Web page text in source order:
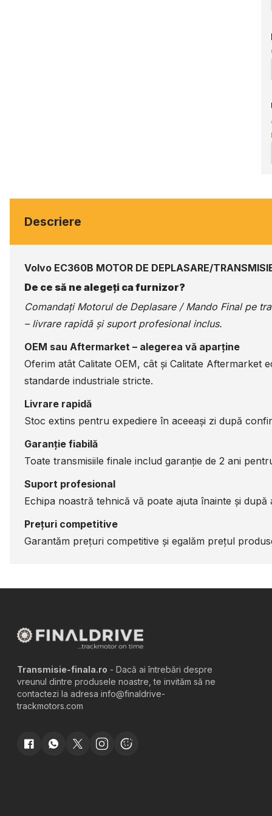
Descriere
Volvo EC360B MOTOR DE DEPLASARE/
De ce să ne alegeți ca furnizor?
Comandați Motorul de Deplasare / Mando Final pe
– livrare rapidă și suport profesional inclus.
OEM sau Aftermarket – alegerea vă aparține
Oferim atât Calitate OEM, cât și Calitate
standarde industriale stricte.
Livrare rapidă
Stoc extins pentru expediere în aceeași zi după
Garanție fiabilă
Toate transmisiile finale includ garanție de 2 ani
Suport profesional
Echipa noastră tehnică vă poate ajuta înainte și după
Prețuri competitive
Garantăm prețuri competitive și egalăm prețul
Transmisie-finala.ro - Dacă ai întrebări despre
vreunul dintre produsele noastre, te invităm să ne
contactezi la adresa info@finaldrive-
trackmotors.com